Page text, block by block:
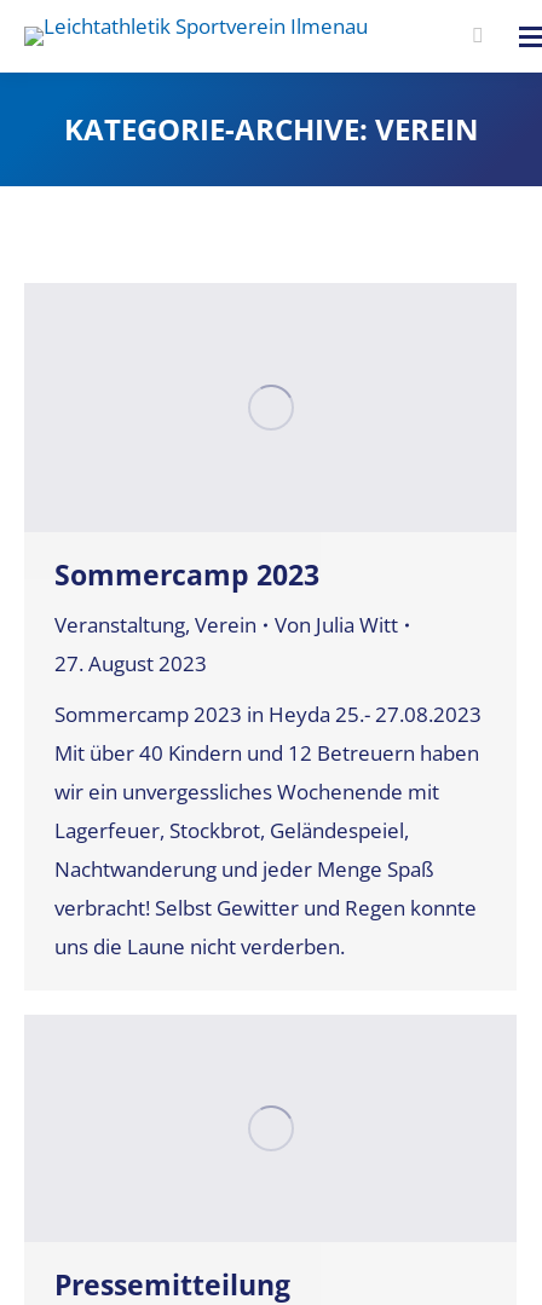
Search:
KATEGORIE-ARCHIVE: VEREIN
Sommercamp 2023
Veranstaltung, Verein Von Julia Witt
27. August 2023
Sommercamp 2023 in Heyda 25.- 27.08.2023
Mit über 40 Kindern und 12 Betreuern haben
wir ein unvergessliches Wochenende mit
Lagerfeuer, Stockbrot, Geländespeiel,
Nachtwanderung und jeder Menge Spaß
verbracht! Selbst Gewitter und Regen konnte
uns die Laune nicht verderben.
Pressemitteilung